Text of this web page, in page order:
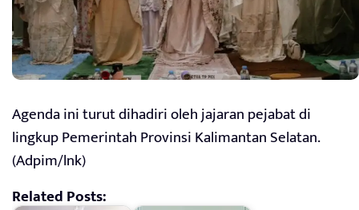
Agenda ini turut dihadiri oleh jajaran pejabat di
lingkup Pemerintah Provinsi Kalimantan Selatan.
(Adpim/lnk)
Related Posts: